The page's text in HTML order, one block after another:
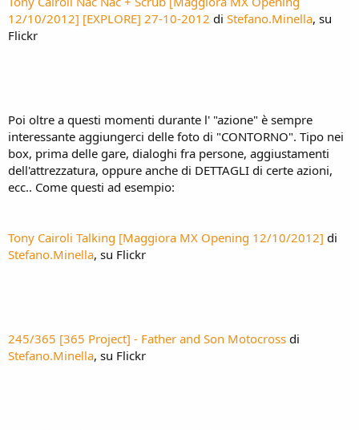
12/10/2012] [EXPLORE] 27-10-2012 di Stefano.Minella, su
Flickr
Poi oltre a questi momenti durante l' "azione" è sempre
interessante aggiungerci delle foto di "CONTORNO". Tipo nei
box, prima delle gare, dialoghi fra persone, aggiustamenti
dell'attrezzatura, oppure anche di DETTAGLI di certe azioni,
ecc.. Come questi ad esempio:
Tony Cairoli Talking [Maggiora MX Opening 12/10/2012] di
Stefano.Minella, su Flickr
245/365 [365 Project] - Father and Son Motocross di
Stefano.Minella, su Flickr